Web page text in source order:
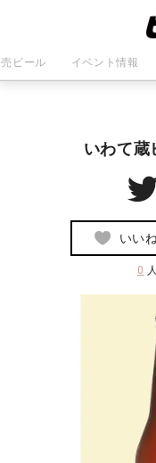
ビール イベント情報
いわて
いい
0